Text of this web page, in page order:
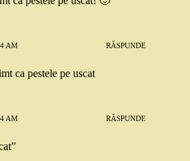
AM RĂSPUNDE
ca pestele pe uscat
AM RĂSPUNDE